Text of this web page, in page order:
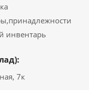
инвентарь
7к